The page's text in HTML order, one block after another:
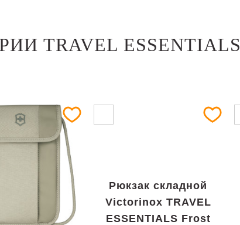
TRAVEL ESSENTIALS
Рюкзак складной
Victorinox TRAVEL
ESSENTIALS Frost